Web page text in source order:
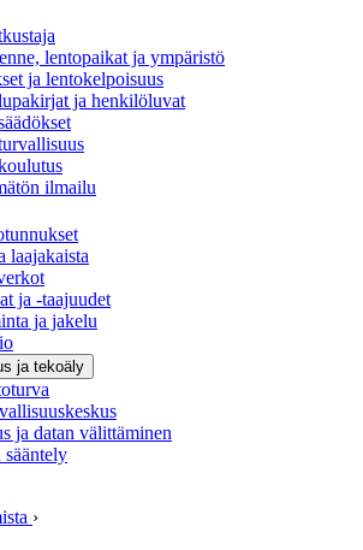
lentopaikat ja ympäristö
ja lentokelpoisuus
ja henkilöluvat
ilmailu
laajakaista
ja -taajuudet
ja jakelu
ja tekoäly
ja datan välittäminen
›